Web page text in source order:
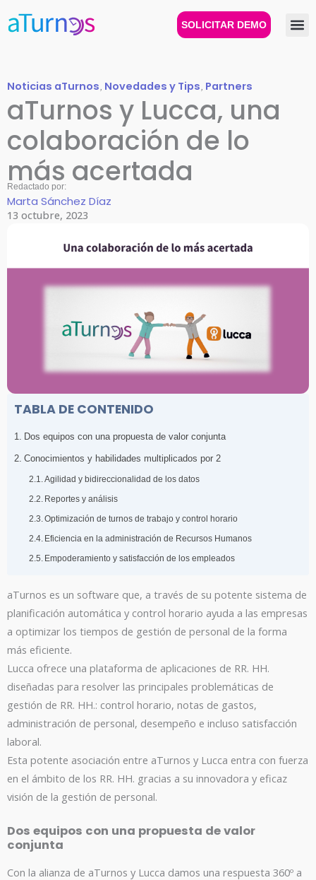
SOLICITAR DEMO
Noticias aTurnos, Novedades y Tips, Partners
aTurnos y Lucca, una
colaboración de lo
más acertada
Redactado por:
Marta Sánchez Díaz
13 octubre, 2023
TABLA DE CONTENIDO
Dos equipos con una propuesta de valor conjunta
Conocimientos y habilidades multiplicados por 2
Agilidad y bidireccionalidad de los datos
Reportes y análisis
Optimización de turnos de trabajo y control horario
Eficiencia en la administración de Recursos Humanos
Empoderamiento y satisfacción de los empleados
aTurnos es un software que, a través de su potente sistema de
planificación automática y control horario ayuda a las empresas
a optimizar los tiempos de gestión de personal de la forma
más eficiente.
Lucca ofrece una plataforma de aplicaciones de RR. HH.
diseñadas para resolver las principales problemáticas de
gestión de RR. HH.: control horario, notas de gastos,
administración de personal, desempeño e incluso satisfacción
laboral.
Esta potente asociación entre aTurnos y Lucca entra con fuerza
en el ámbito de los RR. HH. gracias a su innovadora y eficaz
visión de la gestión de personal.
Dos equipos con una propuesta de valor
conjunta
Con la alianza de aTurnos y Lucca damos una respuesta 360º a